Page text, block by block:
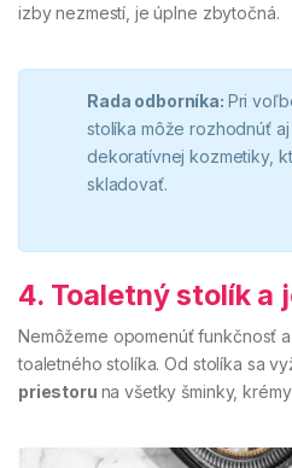
izby nezmestí, je úplne zbytočná.
Rada odborníka: Pri
stolíka môže rozhodnúť
dekoratívnej kozmetiky,
skladovať.
4. Toaletný stolík a
Nemôžeme opomenúť funkčnosť
toaletného stolíka. Od stolíka sa
priestoru na všetky šminky,